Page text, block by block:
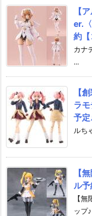
【
er.
約
カナ
...
【
ラ
予定
ルち
【
ル
【
ップ